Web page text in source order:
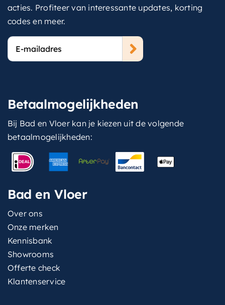
acties. Profiteer van interessante updates, korting
codes en meer.
E-
mailadres
Betaalmogelijkheden
Bij Bad en Vloer kan je kiezen uit de volgende
betaalmogelijkheden:
Bad en Vloer
Over ons
Onze merken
Kennisbank
Showrooms
Offerte check
Klantenservice